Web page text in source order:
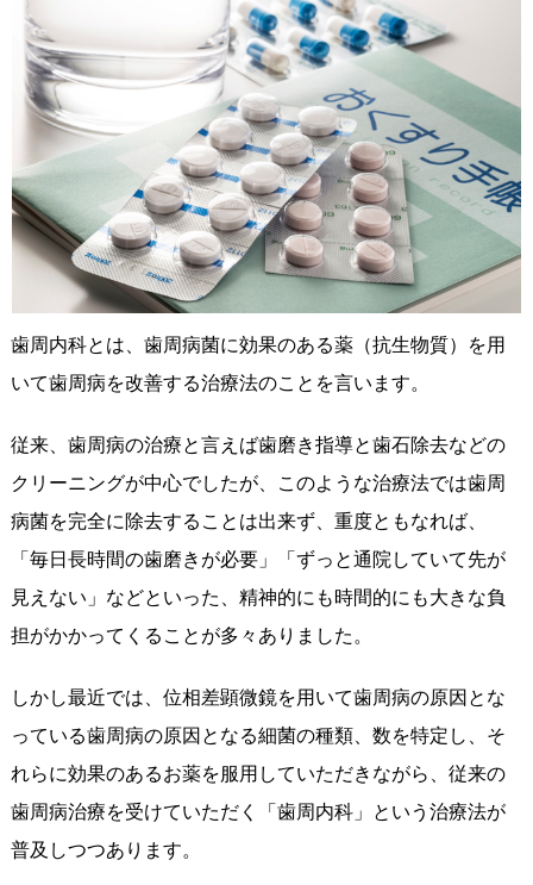
歯周内科とは、歯周病菌に効果のある薬（抗生物質）を用
いて歯周病を改善する治療法のことを言います。
従来、歯周病の治療と言えば歯磨き指導と歯石除去などの
クリーニングが中心でしたが、このような治療法では歯周
病菌を完全に除去することは出来ず、重度ともなれば、
「毎日長時間の歯磨きが必要」「ずっと通院していて先が
見えない」などといった、精神的にも時間的にも大きな負
担がかかってくることが多々ありました。
しかし最近では、位相差顕微鏡を用いて歯周病の原因とな
っている歯周病の原因となる細菌の種類、数を特定し、そ
れらに効果のあるお薬を服用していただきながら、従来の
歯周病治療を受けていただく「歯周内科」という治療法が
普及しつつあります。